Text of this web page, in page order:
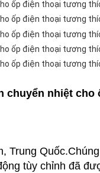
Trung
tùy chỉnh đã